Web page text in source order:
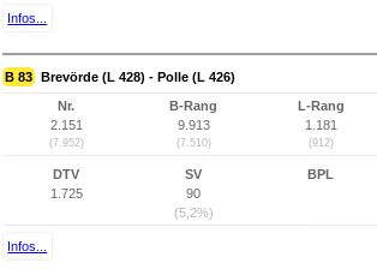
Infos...
B 83 Brevörde (L 428) - Polle (L 426)
Nr.
2.151
(7.952)
B-Rang
9.913
(7.510)
L-Rang
1.181
(912)
DTV
1.725
SV
90
(5,2%)
BPL
Infos...